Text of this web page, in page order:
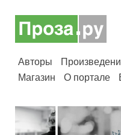
Авторы
Магазин
О портале